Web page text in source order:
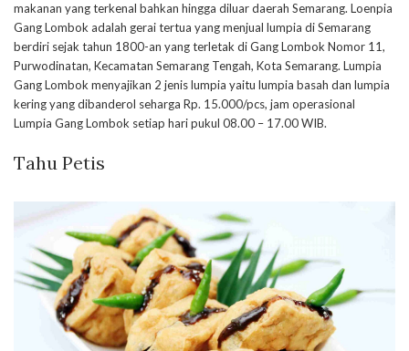
makanan yang terkenal bahkan hingga diluar daerah Semarang. Loenpia
Gang Lombok adalah gerai tertua yang menjual lumpia di Semarang
berdiri sejak tahun 1800-an yang terletak di Gang Lombok Nomor 11,
Purwodinatan, Kecamatan Semarang Tengah, Kota Semarang. Lumpia
Gang Lombok menyajikan 2 jenis lumpia yaitu lumpia basah dan lumpia
kering yang dibanderol seharga Rp. 15.000/pcs, jam operasional
Lumpia Gang Lombok setiap hari pukul 08.00 – 17.00 WIB.
Tahu Petis